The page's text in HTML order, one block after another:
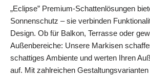
„Eclipse” Premium-Schattenlösungen
Sonnenschutz – sie verbinden
Design. Ob für Balkon, Terrasse oder
Außenbereiche: Unsere Markisen
schattiges Ambiente und werten Ihren
auf. Mit zahlreichen